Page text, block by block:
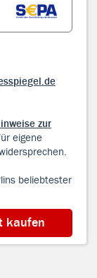
zur
eigene
beliebtester